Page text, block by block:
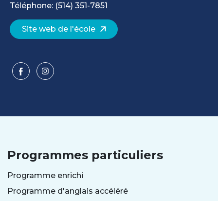
Téléphone: (514) 351-7851
Site web de l'école
Programmes particuliers
Programme enrichi
Programme d'anglais accéléré